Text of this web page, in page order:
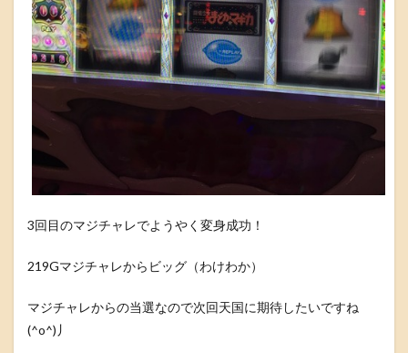
3回目のマジチャレでようやく変身成功！
219Gマジチャレからビッグ（わけわか）
マジチャレからの当選なので次回天国に期待したいですね
(^o^)丿